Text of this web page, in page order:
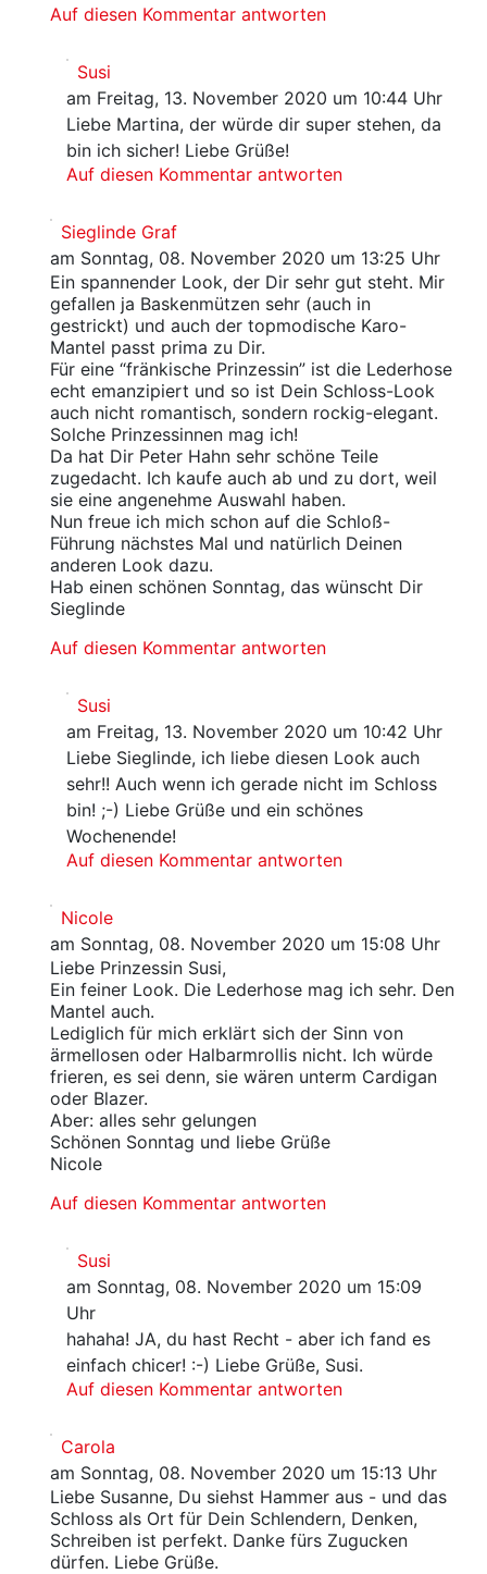
Auf diesen Kommentar antworten
Susi
am Freitag, 13. November 2020 um 10:44 Uhr
Liebe Martina, der würde dir super stehen, da
bin ich sicher! Liebe Grüße!
Auf diesen Kommentar antworten
Sieglinde Graf
am Sonntag, 08. November 2020 um 13:25 Uhr
Ein spannender Look, der Dir sehr gut steht. Mir
gefallen ja Baskenmützen sehr (auch in
gestrickt) und auch der topmodische Karo-
Mantel passt prima zu Dir.
Für eine “fränkische Prinzessin” ist die Lederhose
echt emanzipiert und so ist Dein Schloss-Look
auch nicht romantisch, sondern rockig-elegant.
Solche Prinzessinnen mag ich!
Da hat Dir Peter Hahn sehr schöne Teile
zugedacht. Ich kaufe auch ab und zu dort, weil
sie eine angenehme Auswahl haben.
Nun freue ich mich schon auf die Schloß-
Führung nächstes Mal und natürlich Deinen
anderen Look dazu.
Hab einen schönen Sonntag, das wünscht Dir
Sieglinde
Auf diesen Kommentar antworten
Susi
am Freitag, 13. November 2020 um 10:42 Uhr
Liebe Sieglinde, ich liebe diesen Look auch
sehr!! Auch wenn ich gerade nicht im Schloss
bin! ;-) Liebe Grüße und ein schönes
Wochenende!
Auf diesen Kommentar antworten
Nicole
am Sonntag, 08. November 2020 um 15:08 Uhr
Liebe Prinzessin Susi,
Ein feiner Look. Die Lederhose mag ich sehr. Den
Mantel auch.
Lediglich für mich erklärt sich der Sinn von
ärmellosen oder Halbarmrollis nicht. Ich würde
frieren, es sei denn, sie wären unterm Cardigan
oder Blazer.
Aber: alles sehr gelungen
Schönen Sonntag und liebe Grüße
Nicole
Auf diesen Kommentar antworten
Susi
am Sonntag, 08. November 2020 um 15:09
Uhr
hahaha! JA, du hast Recht - aber ich fand es
einfach chicer! :-) Liebe Grüße, Susi.
Auf diesen Kommentar antworten
Carola
am Sonntag, 08. November 2020 um 15:13 Uhr
Liebe Susanne, Du siehst Hammer aus - und das
Schloss als Ort für Dein Schlendern, Denken,
Schreiben ist perfekt. Danke fürs Zugucken
dürfen. Liebe Grüße.